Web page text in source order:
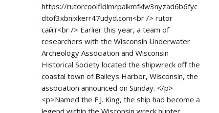
https://rutorcoolfldlmrpalkmfklw3nyzad6b6fyc
dtof3xbnixkerr47udyd.com<br /> rutor
сайт<br /> Earlier this year, a team of
researchers with the Wisconsin Underwater
Archeology Association and Wisconsin
Historical Society located the shipwreck off the
coastal town of Baileys Harbor, Wisconsin, the
association announced on Sunday. </p>
<p>Named the F.J. King, the ship had become a
legend within the Wisconsin wreck hunter